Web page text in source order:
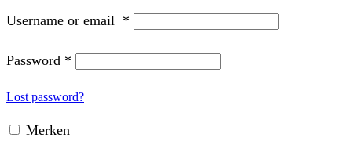
Username or email *
Password *
Lost password?
Merken